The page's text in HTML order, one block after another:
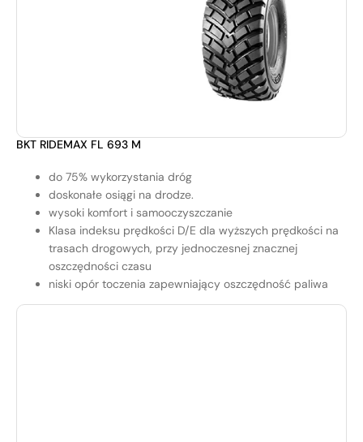
BKT RIDEMAX FL 693 M
do 75% wykorzystania dróg
doskonałe osiągi na drodze.
wysoki komfort i samooczyszczanie
Klasa indeksu prędkości D/E dla wyższych prędkości na
trasach drogowych, przy jednoczesnej znacznej
oszczędności czasu
niski opór toczenia zapewniający oszczędność paliwa